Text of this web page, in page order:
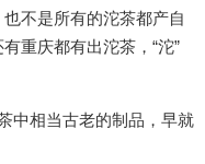
不是所有的沱茶都产自
重庆都有出沱茶，“沱”
中相当古老的制品，早就